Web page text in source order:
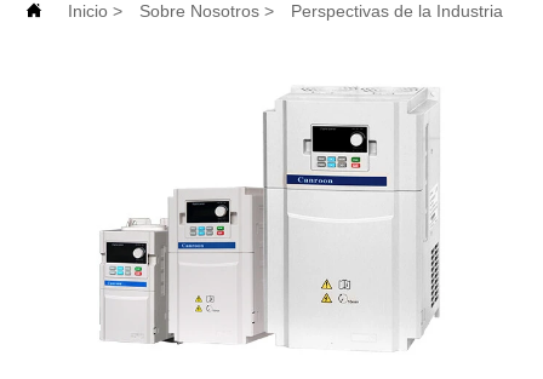
 Inicio > Sobre Nosotros > Perspectivas de la Industria